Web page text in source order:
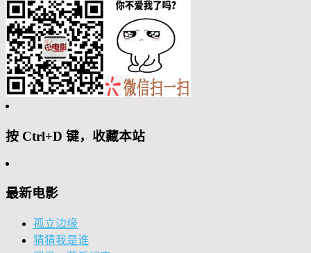
按 Ctrl+D 键，收藏本站
最新电影
孤立边缘
猜猜我是谁